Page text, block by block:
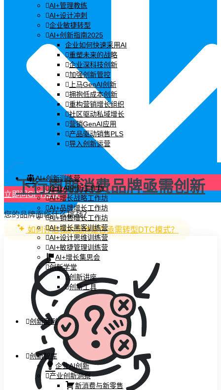
AI+管理教练
AI+设计冲刺
企业敏捷转型
AI+创新指南2025
企业如何快速采用AI
重塑未来的战略
企业深科技创新
加强创新管控
上马GenAI创新
拥抱低成本创新
重构营销增长组织
社区驱动私域增长
营销GenAI应用
产品驱动销售PLS
导入创新运营
AI+创新训练营
企业AI创新工作坊
AI+增长战略工作坊
AI+品牌增长工作坊
AI+销售增长工作坊
AI+增长黑客训练营
AI+设计思维训练营
AI+敏捷管理训练营
AI+增长集思会
创新学堂
创新讲座
创新工具
创新案例
创新智库
企业AI创新
产业创新洞察
新消费与新零售
立即问GPT建议
下行周期消费品牌亟需创新
您的品牌面临什么挑战？
如何评估我的品牌是否亟需转型DTC模式？